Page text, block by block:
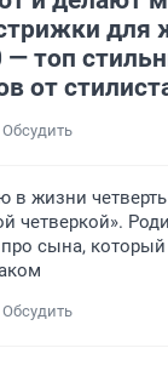
для
— топ
от
Обсудить
в жизни
четверкой».
про сына,
Обсудить